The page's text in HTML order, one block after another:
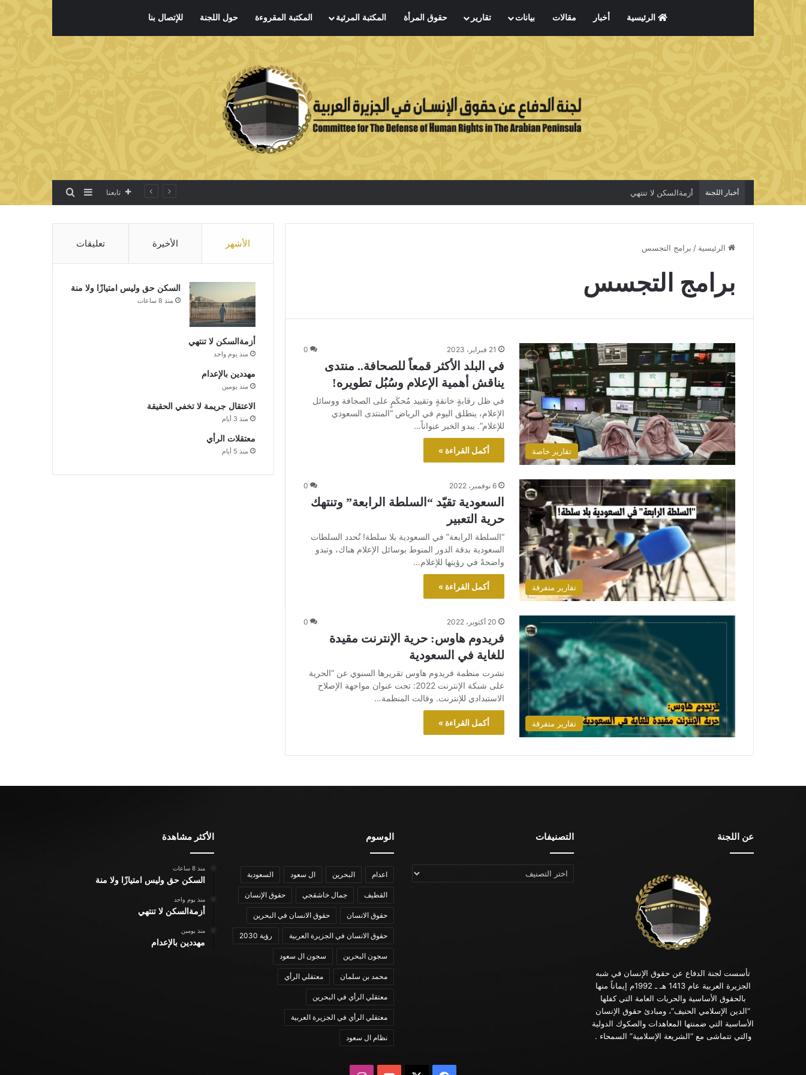
الرئيسية أخبار مقالات بيانات تقارير حقوق المرأة المكتبة المرئية المكتبة المقروءة حول اللجنة للإتصال بنا
أخبار اللجنة أزمةالسكن لا تنتهي تابعنا إضافة عمود جانبي
بحث عن
الرئيسية / برامج التجسس
برامج التجسس
تقارير خاصة
21 فبراير، 2023 0
في البلد الأكثر قمعاً للصحافة.. منتدى
يناقش أهمية الإعلام وسُبُل تطويره!
في ظل رقابةٍ خانقةٍ وتقييد مُحكَمٍ على الصحافة ووسائل
الإعلام، ينطلق اليوم في الرياض “المنتدى السعودي
للإعلام”. يبدو الخبر عنواناً…
أكمل القراءة »
تقارير متفرقة
6 نوفمبر، 2022 0
السعودية تقيّد “السلطة الرابعة” وتنتهك
حرية التعبير
“السلطة الرابعة” في السعودية بلا سلطة! تُحدد السلطات
السعودية بدقة الدور المنوط بوسائل الإعلام هناك، وتبدو
واضحةً في رؤيتها للإعلام…
أكمل القراءة »
تقارير متفرقة
20 أكتوبر، 2022 0
فريدوم هاوس: حرية الإنترنت مقيدة
للغاية في السعودية
نشرت منظمة فريدوم هاوس تقريرها السنوي عن “الحرية
على شبكة الإنترنت 2022: تحت عنوان مواجهة الإصلاح
الاستبدادي للإنترنت. وقالت المنظمة…
أكمل القراءة »
الأشهر الأخيرة تعليقات
السكن حق وليس امتيازًا ولا منة
منذ 8 ساعات
أزمةالسكن لا تنتهي
منذ يوم واحد
مهددين بالإعدام
منذ يومين
الاعتقال جريمة لا تخفي الحقيقة
منذ 3 أيام
معتقلات الرأي
منذ 5 أيام
عن اللجنة
تأسست لجنة الدفاع عن حقوق الإنسان في شبه
الجزيرة العربية عام 1413 هـ ـ 1992م إيماناً منها
بالحقوق الأساسية والحريات العامة التي كفلها
“الدين الإسلامي الحنيف”، ومبادئ حقوق الإنسان
الأساسية التي ضمنتها المعاهدات والصكوك الدولية
والتي تتماشى مع “الشريعة الإسلامية” السمحاء .
التصنيفات
التصنيفات
الوسوم
اعدام البحرين ال سعود السعودية
القطيف جمال خاشقجي حقوق الإنسان
حقوق الانسان حقوق الانسان في البحرين
حقوق الانسان في الجزيرة العربية رؤية 2030
سجون البحرين سجون ال سعود
محمد بن سلمان معتقلي الرأي
معتقلي الرأي في البحرين
معتقلي الرأي في الجزيرة العربية
نظام ال سعود
الأكثر مشاهدة
منذ 8 ساعات
السكن حق وليس امتيازًا ولا منة
منذ يوم واحد
أزمةالسكن لا تنتهي
منذ يومين
مهددين بالإعدام